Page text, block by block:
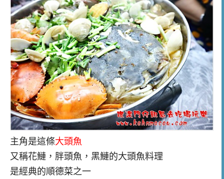
主角是這條大頭魚
又稱花鰱，胖頭魚，黑鰱的大頭魚料理
是經典的順德菜之一